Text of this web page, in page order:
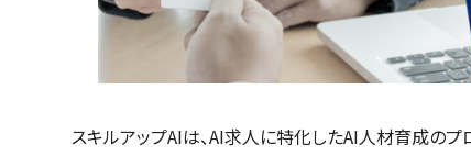
スキルアップAIは、AI求人に特化したAI人材育成の